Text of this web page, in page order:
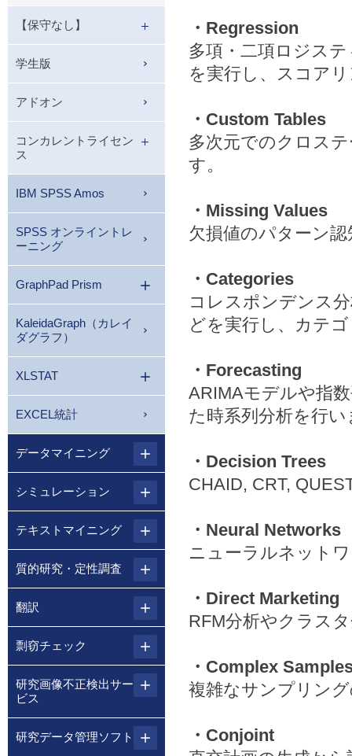
・Regression
多項・二項ロジス
を実行し、スコア
・Custom Tables
多次元でのクロス
す。
・Missing Values
欠損値のパターン
・Categories
コレスポンデンス
どを実行し、カテ
・Forecasting
ARIMAモデルや指
た時系列分析を行い
・Decision Trees
CHAID, CRT,
・Neural Networks
ニューラルネット
・Direct Marketing
RFM分析やクラス
・Complex
複雑なサンプリン
・Conjoint
【保守なし】
学生版
アドオン
コンカレントライセン
ス
IBM SPSS Amos
SPSS オンライントレ
ーニング
GraphPad Prism
KaleidaGraph（カレイ
ダグラフ）
XLSTAT
EXCEL統計
データマイニング
シミュレーション
テキストマイニング
質的研究・定性調査
翻訳
剽窃チェック
研究画像不正検出サー
ビス
研究データ管理ソフト